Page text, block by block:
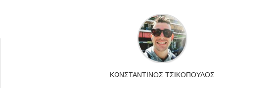
ΚΩΝΣΤΑΝΤΊΝΟΣ ΤΣΙΚΌΠΟΥΛΟΣ